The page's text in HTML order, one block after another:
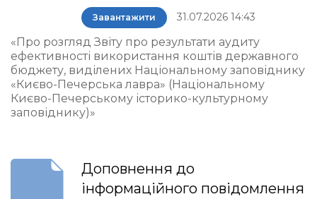
Завантажити 31.07.2026 14:43
«Про розгляд Звіту про результати аудиту
ефективності використання коштів державного
бюджету, виділених Національному заповіднику
«Києво-Печерська лавра» (Національному
Києво-Печерському історико-культурному
заповіднику)»
Доповнення до
інформаційного повідомлення